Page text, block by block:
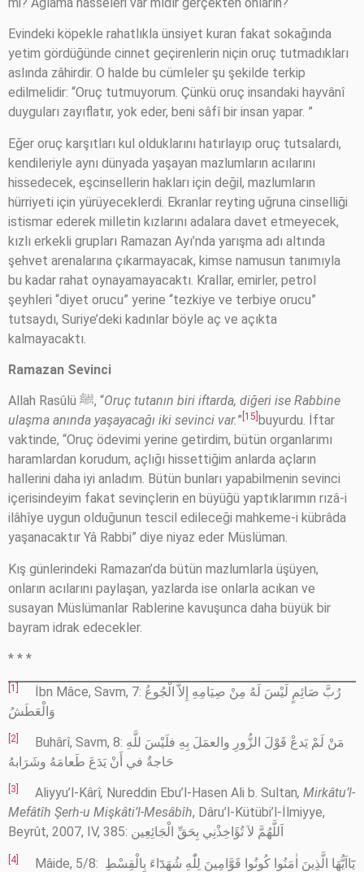
Evindeki köpekle rahatlıkla ünsiyet kuran fakat sokağında
yetim gördüğünde cinnet geçirenlerin niçin oruç tutmadıkları
aslında zâhirdir. O halde bu cümleler şu şekilde terkip
edilmelidir: “Oruç tutmuyorum. Çünkü oruç insandaki hayvânî
duyguları zayıflatır, yok eder, beni sâfî bir insan yapar. ”
Eğer oruç karşıtları kul olduklarını hatırlayıp oruç tutsalardı,
kendileriyle aynı dünyada yaşayan mazlumların acılarını
hissedecek, eşcinsellerin hakları için değil, mazlumların
hürriyeti için yürüyeceklerdi. Ekranlar reyting uğruna cinselliği
istismar ederek milletin kızlarını adalara davet etmeyecek,
kızlı erkekli grupları Ramazan Ayı’nda yarışma adı altında
şehvet arenalarına çıkarmayacak, kimse namusun tanımıyla
bu kadar rahat oynayamayacaktı. Krallar, emirler, petrol
şeyhleri “diyet orucu” yerine “tezkiye ve terbiye orucu”
tutsaydı, Suriye’deki kadınlar böyle aç ve açıkta
kalmayacaktı.
Ramazan Sevinci
Allah Rasûlü ﷺ, “Oruç tutanın biri iftarda, diğeri ise Rabbine
ulaşma anında yaşayacağı iki sevinci var.” [15] buyurdu. İftar
vaktinde, “Oruç ödevimi yerine getirdim, bütün organlarımı
haramlardan korudum, açlığı hissettiğim anlarda açların
hallerini daha iyi anladım. Bütün bunları yapabilmenin sevinci
içerisindeyim fakat sevinçlerin en büyüğü yaptıklarımın rızâ-i
ilâhîye uygun olduğunun tescil edileceği mahkeme-i kübrâda
yaşanacaktır Yâ Rabbi” diye niyaz eder Müslüman.
Kış günlerindeki Ramazan’da bütün mazlumlarla üşüyen,
onların acılarını paylaşan, yazlarda ise onlarla acıkan ve
susayan Müslümanlar Rablerine kavuşunca daha büyük bir
bayram idrak edecekler.
* * *
[1]
İbn Mâce, Savm, 7: رُبَّ صَائِمٍ لَيْسَ لَهُ مِنْ صِيَامِهِ إِلاَّ الْجُوعُ
وَالْعَطَشُ
[2]
Buhârî, Savm, 8: مَنْ لَمْ يَدعْ قَوْلَ الزُّورِ والعمَلَ بِهِ فلَيْسَ للَّهِ
حَاجةٌ في أَنْ يَدَعَ طَعامَهُ وشَرَابهُ
[3] Aliyyu’l-Kârî, Nureddin Ebu’l-Hasen Ali b. Sultan, Mirkâtu’l-
Mefâtîh Şerh-u Mişkâti’l-Mesâbîh, Dâru’l-Kütübi’l-İlmiyye,
Beyrût, 2007, IV, 385: اَللَّهُمَّ لاَ تُؤَاخِذْنِي بِحَقِّ الْجَائِعِين
[4]
Mâide, 5/8: ﻳَٓﺎﺍَﻳُّﻬَﺎ ﺍﻟَّﺬِﻳﻦَ ﺍٰﻣَﻨُﻮﺍ ﻛُﻮﻧُﻮﺍ ﻗَﻮَّﺍﻣِﻴﻦَ ﻟِﻠّٰﻪِ ﺷُﻬَﺪَٓﺍﺀَ ﺑِﺎﻟْﻘِﺴْﻂِ